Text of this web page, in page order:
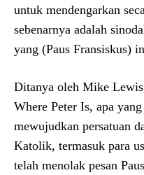
untuk mendengarkan
sebenarnya adalah
yang (Paus Fransiskus)
Ditanya oleh Mike
Where Peter Is, apa
mewujudkan persatuan
Katolik, termasuk para
telah menolak pesan